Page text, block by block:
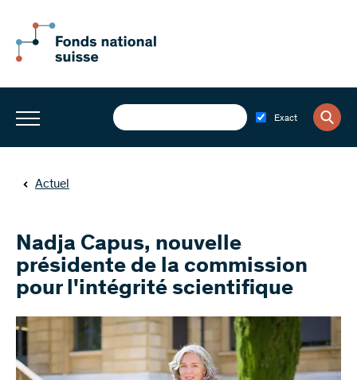
Exact
Actuel
Nadja Capus, nouvelle
présidente de la commission
pour l'intégrité scientifique